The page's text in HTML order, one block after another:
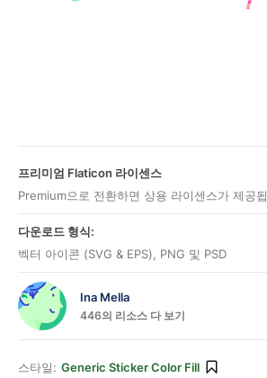
프리미엄 Flaticon 라이센스
Premium으로 전환하면 상용 라이센스가 제공
다운로드 형식:
벡터 아이콘 (SVG & EPS), PNG 및 PSD
Ina Mella
446의 리소스 다 보기
스타일: Generic Sticker Color Fill